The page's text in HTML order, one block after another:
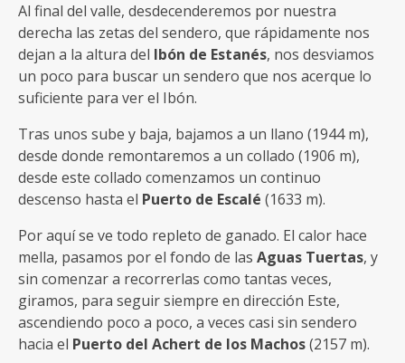
Al final del valle, desdecenderemos por nuestra
derecha las zetas del sendero, que rápidamente nos
dejan a la altura del Ibón de Estanés, nos desviamos
un poco para buscar un sendero que nos acerque lo
suficiente para ver el Ibón.
Tras unos sube y baja, bajamos a un llano (1944 m),
desde donde remontaremos a un collado (1906 m),
desde este collado comenzamos un continuo
descenso hasta el Puerto de Escalé (1633 m).
Por aquí se ve todo repleto de ganado. El calor hace
mella, pasamos por el fondo de las Aguas Tuertas, y
sin comenzar a recorrerlas como tantas veces,
giramos, para seguir siempre en dirección Este,
ascendiendo poco a poco, a veces casi sin sendero
hacia el Puerto del Achert de los Machos(2157 m).